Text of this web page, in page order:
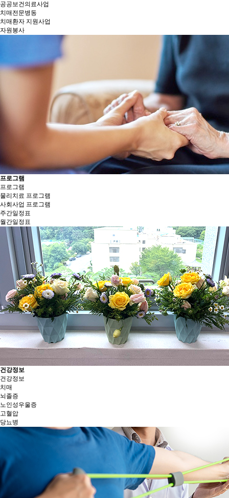
공공보건의료사업
치매전문병동
치매환자 지원사업
자원봉사
프로그램
프로그램
물리치료 프로그램
사회사업 프로그램
주간일정표
월간일정표
건강정보
건강정보
치매
뇌졸증
노인성우울증
고혈압
당뇨병